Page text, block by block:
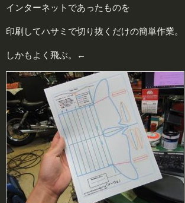
インターネットであったものを
印刷してハサミで切り抜くだけの簡単作業。
しかもよく飛ぶ。←